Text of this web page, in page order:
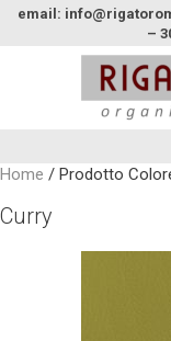
email:
–
Home / Prodotto
Curry